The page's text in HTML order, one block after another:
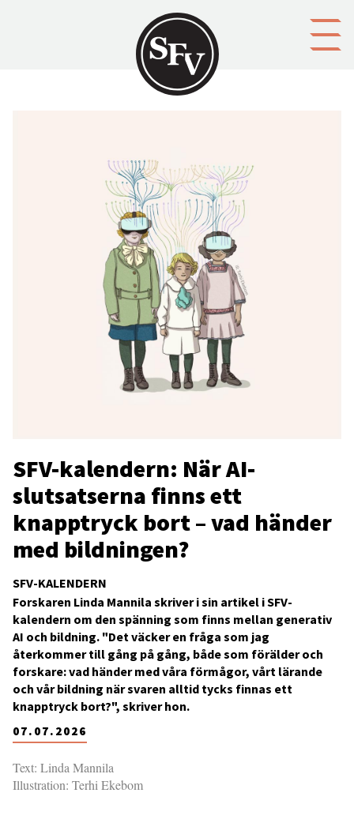
SFV-KALENDERN
SFV-kalendern: När AI-
slutsatserna finns ett
knapptryck bort – vad händer
med bildningen?
07.07.2026
Forskaren Linda Mannila skriver i sin artikel i SFV-
kalendern om den spänning som finns mellan generativ
AI och bildning. "Det väcker en fråga som jag
återkommer till gång på gång, både som förälder och
forskare: vad händer med våra förmågor, vårt lärande
och vår bildning när svaren alltid tycks finnas ett
knapptryck bort?", skriver hon.
Text: Linda Mannila
Illustration: Terhi Ekebom